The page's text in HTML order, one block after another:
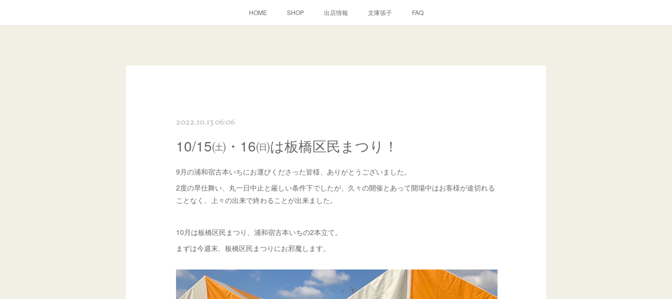
HOME SHOP 出店情報 文庫張子 FAQ
2022.10.13 06:06
10/15㈯・16㈰は板橋区民まつり！
9月の浦和宿古本いちにお運びくださった皆様、ありがとうございました。
2度の早仕舞い、丸一日中止と厳しい条件下でしたが、久々の開催とあって開場中はお客様が途切れる
ことなく、上々の出来で終わることが出来ました。
10月は板橋区民まつり、浦和宿古本いちの2本立て。
まずは今週末、板橋区民まつりにお邪魔します。